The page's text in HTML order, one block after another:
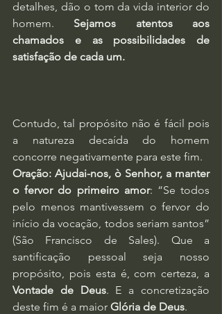
detalhes, dão o tom da vida interior do
homem. Sejamos atentos aos
chamados e as possibilidades de
satisfação de cada um.
Contudo, tal propósito não é fácil pois
a natureza decaída do homem
concorre negativamente para este fim.
Oração: Ajudai-nos, ò Senhor, a manter
o fervor do primeiro amor: “Se todos
pelo menos mantivessem o fervor do
início da vocação, todos seriam santos”
(São Francisco de Sales). Que a
santificação pessoal seja nosso
Vontade de Deus. E a concretização
deste fim é a maior Glória de Deus.